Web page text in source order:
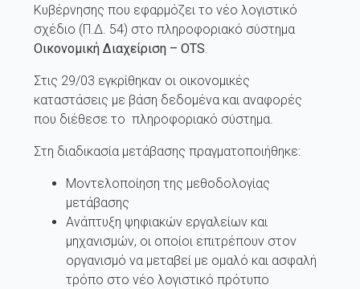
Κυβέρνησης που εφαρμόζει το νέο λογιστικό
σχέδιο (Π.Δ. 54) στο πληροφοριακό σύστημα
Οικονομική Διαχείριση –OTS.
Στις 29/03 εγκρίθηκαν οι οικονομικές
καταστάσεις με βάση δεδομένα και αναφορές
που διέθεσε το πληροφοριακό σύστημα.
Στη διαδικασία μετάβασης πραγματοποιήθηκε:
Μοντελοποίηση της μεθοδολογίας
μετάβασης
Ανάπτυξη ψηφιακών εργαλείων και
μηχανισμών, οι οποίοι επιτρέπουν στον
οργανισμό να μεταβεί με ομαλό και ασφαλή
τρόπο στο νέο λογιστικό πρότυπο